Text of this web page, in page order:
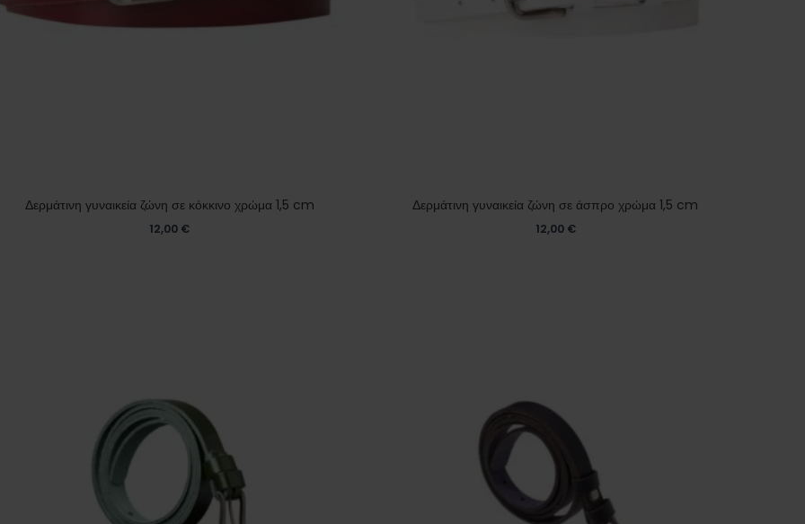
Δερμάτινη γυναικεία ζώνη σε κόκκινο χρώμα 1,5 cm
12,00 €
Δερμάτινη γυναικεία ζώνη σε άσπρο χρώμα 1,5 cm
12,00 €